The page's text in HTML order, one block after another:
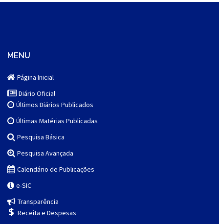
MENU
Página Inicial
Diário Oficial
Últimos Diários Publicados
Últimas Matérias Publicadas
Pesquisa Básica
Pesquisa Avançada
Calendário de Publicações
e-SIC
Transparência
Receita e Despesas